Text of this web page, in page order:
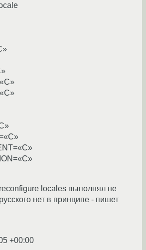
locales выполнял не
нет в принципе - пишет
+00:00